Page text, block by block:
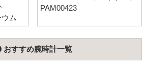
ム
PAM00423
おすすめ腕時計一覧